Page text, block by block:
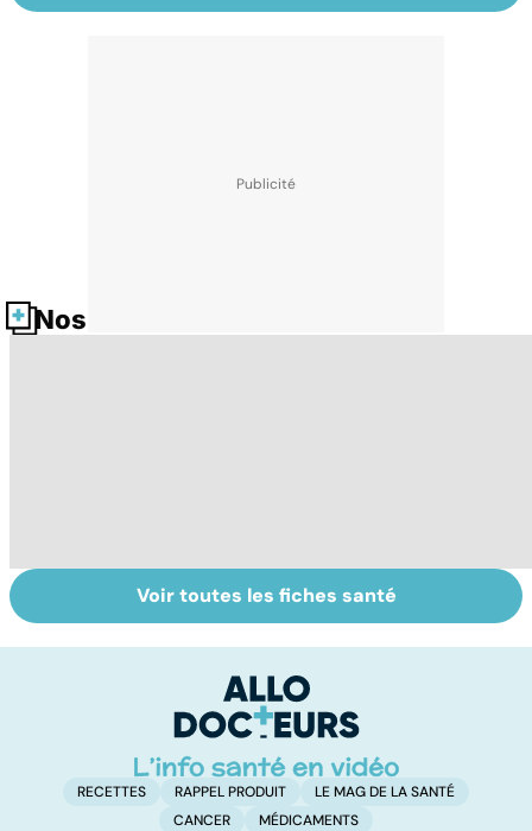
Nos fiches santé
Le magnésium,
un oligo-élément
Intestin irritable :
le régime
solution ?
Voir toutes les fiches santé
RECETTES RAPPEL PRODUIT
LE MAG DE LA SANTÉ
CANCER
MÉDICAMENTS